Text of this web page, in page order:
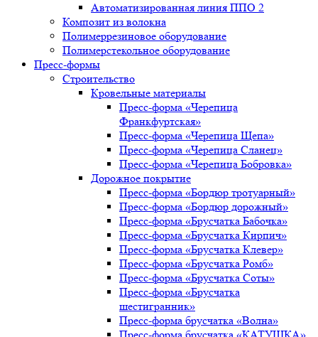
Автоматизированная линия ППО 2
Композит из волокна
Полимеррезиновое оборудование
Полимерстекольное оборудование
Пресс-формы
Строительство
Кровельные материалы
Пресс-форма «Черепица
Франкфуртская»
Пресс-форма «Черепица Щепа»
Пресс-форма «Черепица Сланец»
Пресс-форма «Черепица Бобровка»
Дорожное покрытие
Пресс-форма «Бордюр тротуарный»
Пресс-форма «Бордюр дорожный»
Пресс-форма «Брусчатка Бабочка»
Пресс-форма «Брусчатка Кирпич»
Пресс-форма «Брусчатка Клевер»
Пресс-форма «Брусчатка Ромб»
Пресс-форма «Брусчатка Соты»
Пресс-форма «Брусчатка
шестигранник»
Пресс-форма брусчатка «Волна»